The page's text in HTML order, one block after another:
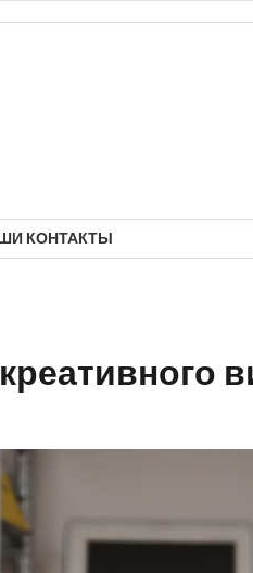
КОНТАКТЫ